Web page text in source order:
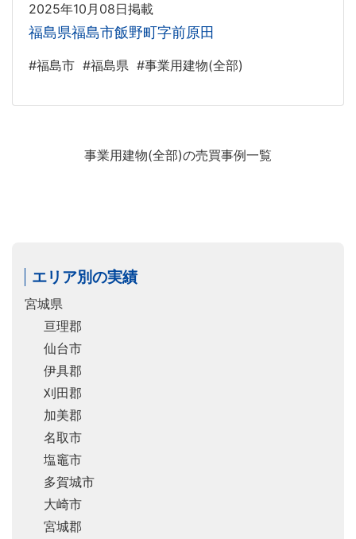
2025年10月08日掲載
福島県福島市飯野町字前原田
#福島市 #福島県 #事業用建物(全部)
事業用建物(全部)の売買事例一覧
エリア別の実績
宮城県
亘理郡
仙台市
伊具郡
刈田郡
加美郡
名取市
塩竈市
多賀城市
大崎市
宮城郡